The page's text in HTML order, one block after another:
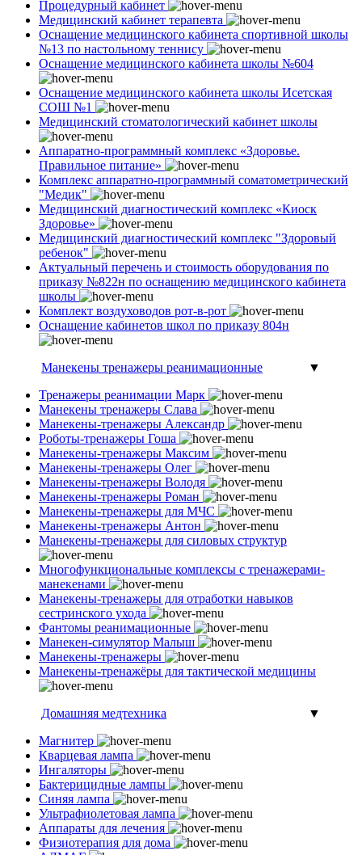
Процедурный кабинет
Медицинский кабинет терапевта
Оснащение медицинского кабинета спортивной школы
№13 по настольному теннису
Оснащение медицинского кабинета школы №604
Оснащение медицинского кабинета школы Исетская
СОШ №1
Медицинский стоматологический кабинет школы
Аппаратно-программный комплекс «Здоровье.
Правильное питание»
Комплекс аппаратно-программный соматометрический
"Медик"
Медицинский диагностический комплекс «Киоск
Здоровье»
Медицинский диагностический комплекс "Здоровый
ребенок"
Актуальный перечень и стоимость оборудования по
приказу №822н по оснащению медицинского кабинета
школы
Комплект воздуховодов рот-в-рот
Оснащение кабинетов школ по приказу 804н
Манекены тренажеры реанимационные
▼
Тренажеры реанимации Марк
Манекены тренажеры Слава
Манекены-тренажеры Александр
Роботы-тренажеры Гоша
Манекены-тренажеры Максим
Манекены-тренажеры Олег
Манекены-тренажеры Володя
Манекены-тренажеры Роман
Манекены-тренажеры для МЧС
Манекены-тренажеры Антон
Манекены-тренажеры для силовых структур
Многофункциональные комплексы с тренажерами-
манекенами
Манекены-тренажеры для отработки навыков
сестринского ухода
Фантомы реанимационные
Манекен-симулятор Малыш
Манекены-тренажеры
Манекены-тренажёры для тактической медицины
Домашняя медтехника
▼
Магнитер
Кварцевая лампа
Ингаляторы
Бактерицидные лампы
Синяя лампа
Ультрафиолетовая лампа
Аппараты для лечения
Физиотерапия для дома